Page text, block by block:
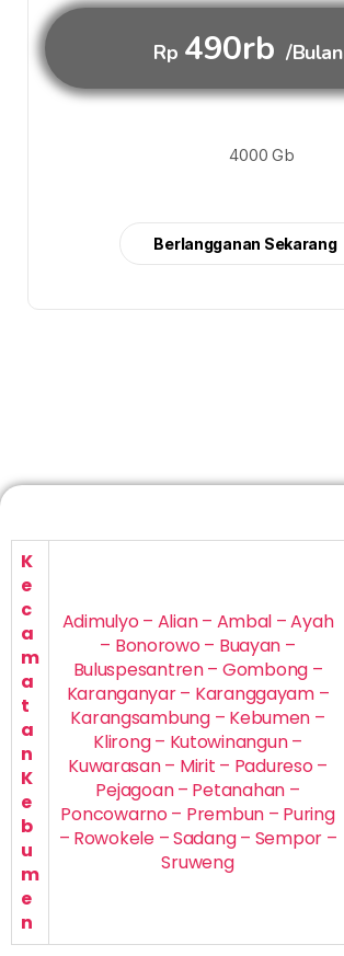
Rp 490rb /Bulan
4000 Gb
Berlangganan Sekarang
K
e
c
a
m
a
t
a
n
K
e
b
u
m
e
n
Adimulyo – Alian – Ambal – Ayah
– Bonorowo – Buayan –
Buluspesantren – Gombong –
Karanganyar – Karanggayam –
Karangsambung – Kebumen –
Klirong – Kutowinangun –
Kuwarasan – Mirit – Padureso –
Pejagoan – Petanahan –
Poncowarno – Prembun – Puring
– Rowokele – Sadang – Sempor –
Sruweng